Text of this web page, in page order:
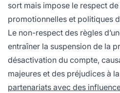
sort mais impose le respect
promotionnelles et politiques
Le non-respect des règles
entraîner la suspension de la
désactivation du compte,
majeures et des préjudices à
partenariats avec des